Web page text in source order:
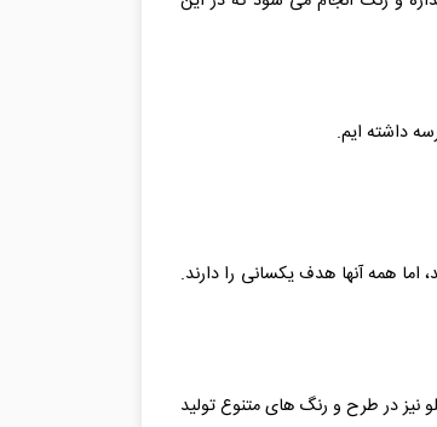
داشته ایم.
همه آنها هدف یکسانی را دارند.
نیز در طرح و رنگ های متنوع تولید